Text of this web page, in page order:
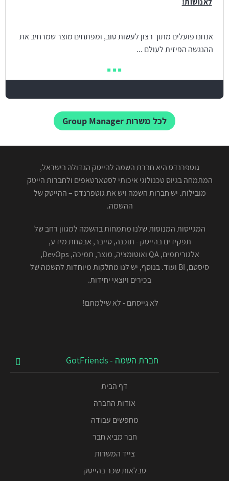
אנחנו פועלים מתוך רצון לעשות טוב, ומפתחים מוצר שמרחיב את
ההנגשה הפיזית לעולם ...
לכל משרות Group Manager
גוטפרנדס היא חברת השמה להייטק הגדולה בישראל,
המתמחה בגיוס טכנולוגי איכותי לסטארטאפים ולחברות הייטק
מובילות. יש חברות השמה ויש את גוטפרנדס – ההייטק של
ההשמה.
המגייסות המנוסות שלנו מתמחות בהשמה למגוון רחב של
תפקידים בהייטק - תוכנה, סייבר, אבטחת מידע,
אלגוריתמים, QA ואוטומציה, מוצר, תמיכה, DevOps,
סיסטם, BI ועוד. בנוסף, יש לנו מחלקות מיוחדות להשמה של
בכירים ויוצאי יחידות.
לא גייסתם - לא שילמתם!
חברת השמה - GotFriends
דף הבית
אודות החברה
מחפשים עבודה
חבר מביא חבר
צייד המשרות
טבלאות שכר בהייטק